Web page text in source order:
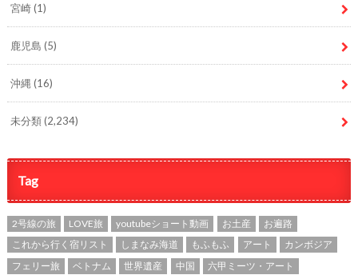
宮崎(1)
鹿児島 (5)
沖縄 (16)
未分類(2,234)
Tag
2号線の旅 LOVE旅 youtubeショート動画 お土産
お遍路
これから行く宿リスト
しまなみ海道 もふもふ アート
カンボジア
フェリー旅
ベトナム 世界遺産 中国 六甲ミーツ・アート